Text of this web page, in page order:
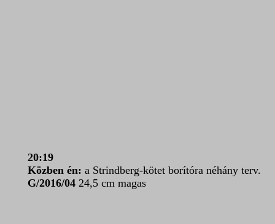
20:19
Közben én: a Strindberg-kötet borítóra néhány terv.
G/2016/04 24,5 cm magas